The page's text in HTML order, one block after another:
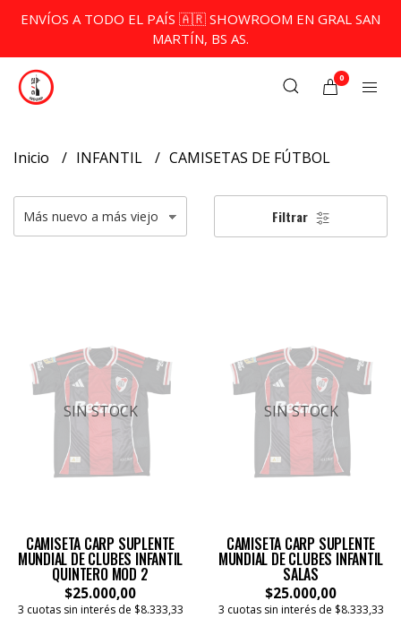
ENVÍOS A TODO EL PAÍS 🇦🇷 SHOWROOM EN GRAL SAN
MARTÍN, BS AS.
0
Inicio INFANTIL CAMISETAS DE FÚTBOL
Filtrar
SIN STOCK
CAMISETA CARP SUPLENTE
MUNDIAL DE CLUBES INFANTIL
QUINTERO MOD 2
$25.000,00
3 cuotas sin interés de $8.333,33
SIN STOCK
CAMISETA CARP SUPLENTE
MUNDIAL DE CLUBES INFANTIL
SALAS
$25.000,00
3 cuotas sin interés de $8.333,33